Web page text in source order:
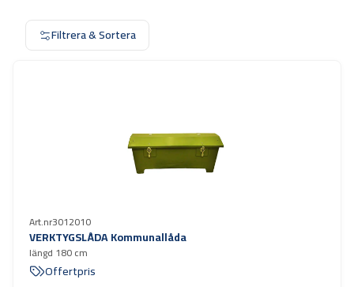
Filtrera & Sortera
Art.nr3012010
VERKTYGSLÅDA Kommunallåda
längd 180 cm
Offertpris